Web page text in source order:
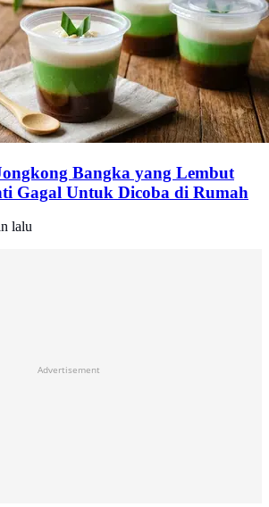
Bangka yang Lembut
Gagal Untuk Dicoba di Rumah
lalu
Advertisement